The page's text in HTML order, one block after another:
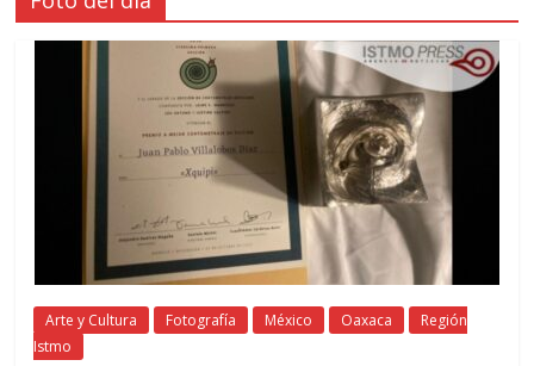
Arte y Cultura Fotografía México Oaxaca
Región
Istmo